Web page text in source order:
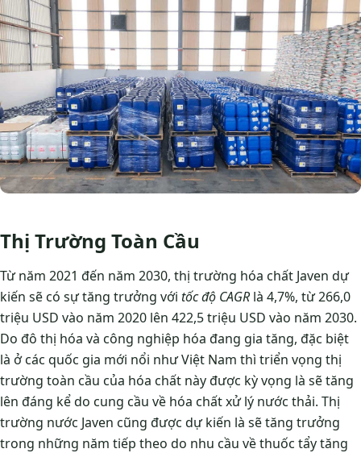
Thị Trường Toàn Cầu
Từ năm 2021 đến năm 2030, thị trường hóa chất Javen dự
kiến sẽ có sự tăng trưởng với tốc độ CAGR là 4,7%, từ 266,0
triệu USD vào năm 2020 lên 422,5 triệu USD vào năm 2030.
Do đô thị hóa và công nghiệp hóa đang gia tăng, đặc biệt
là ở các quốc gia mới nổi như Việt Nam thì triển vọng thị
trường toàn cầu của hóa chất này được kỳ vọng là sẽ tăng
lên đáng kể do cung cầu về hóa chất xử lý nước thải. Thị
trường nước Javen cũng được dự kiến là sẽ tăng trưởng
trong những năm tiếp theo do nhu cầu về thuốc tẩy tăng